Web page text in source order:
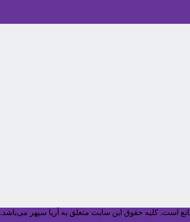
است. کليه حقوق اين سايت متعلق به آریا سپهر می‌باشد.